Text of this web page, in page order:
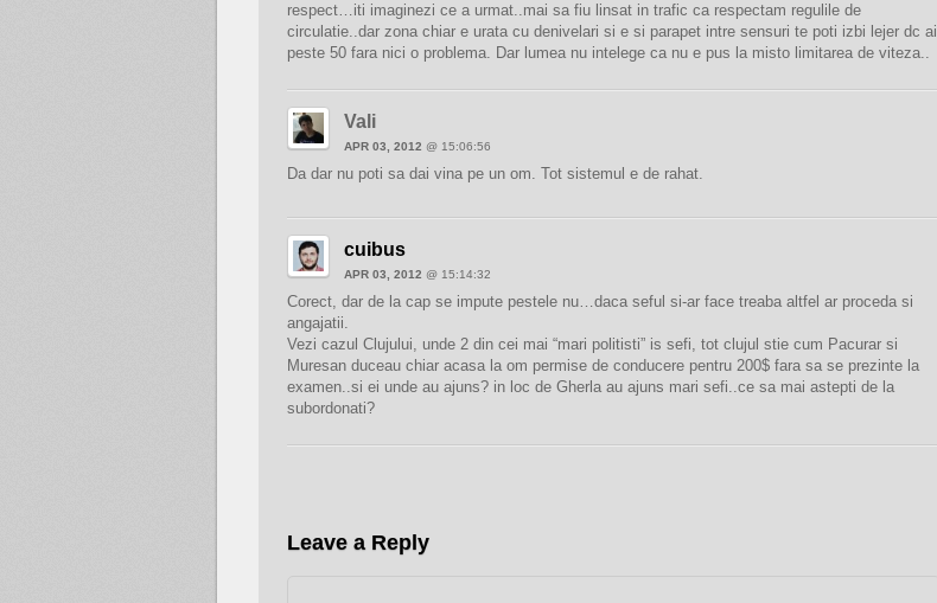
respect…iti imaginezi ce a urmat..mai sa fiu linsat in trafic ca respectam regulile de
circulatie..dar zona chiar e urata cu denivelari si e si parapet intre sensuri te poti izbi lejer dc ai
peste 50 fara nici o problema. Dar lumea nu intelege ca nu e pus la misto limitarea de viteza..
Vali
APR 03, 2012 @ 15:06:56
Da dar nu poti sa dai vina pe un om. Tot sistemul e de rahat.
cuibus
APR 03, 2012 @ 15:14:32
Corect, dar de la cap se impute pestele nu…daca seful si-ar face treaba altfel ar proceda si
angajatii.
Vezi cazul Clujului, unde 2 din cei mai “mari politisti” is sefi, tot clujul stie cum Pacurar si
Muresan duceau chiar acasa la om permise de conducere pentru 200$ fara sa se prezinte la
examen..si ei unde au ajuns? in loc de Gherla au ajuns mari sefi..ce sa mai astepti de la
subordonati?
Leave a Reply